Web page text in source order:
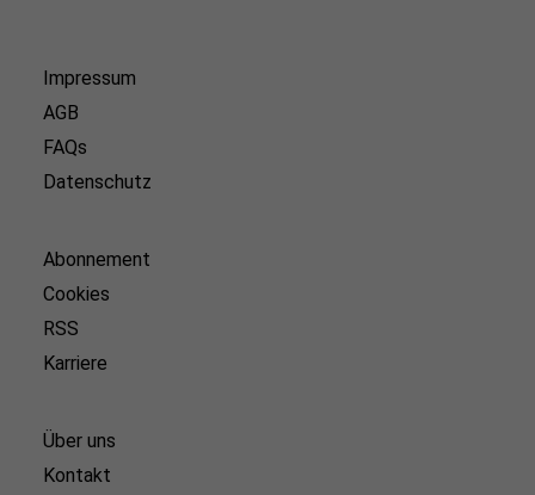
Impressum
AGB
FAQs
Datenschutz
Abonnement
Cookies
RSS
Karriere
Über uns
Kontakt